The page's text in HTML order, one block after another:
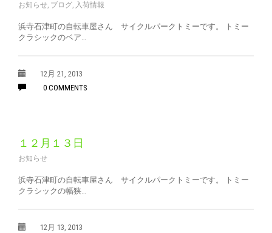
お知らせ, ブログ, 入荷情報
浜寺石津町の自転車屋さん サイクルパークトミーです。 トミー
クラシックのベア…
12月 21, 2013
0 COMMENTS
１２月１３日
お知らせ
浜寺石津町の自転車屋さん サイクルパークトミーです。 トミー
クラシックの幅狭…
12月 13, 2013